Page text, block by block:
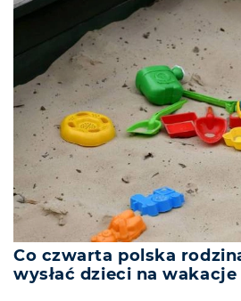
Co czwarta polska
wysłać dzieci na wakacje